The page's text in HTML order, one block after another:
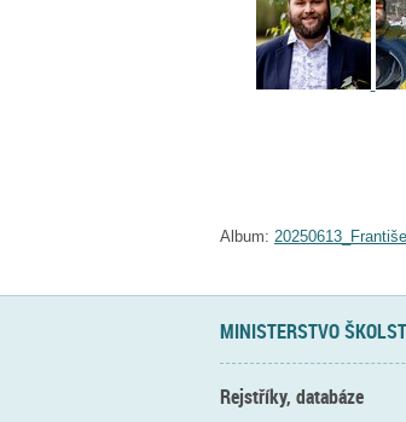
Album:
MINISTERSTVO
Rejstříky, databáze